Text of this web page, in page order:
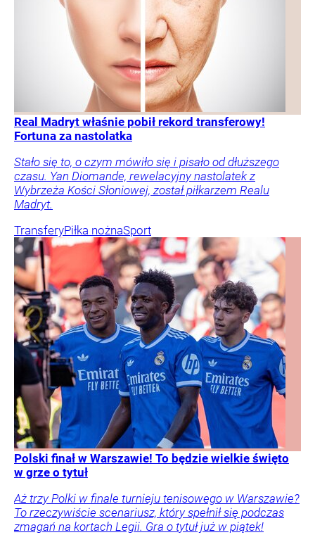
Real Madryt właśnie pobił rekord transferowy!
Fortuna za nastolatka
Stało się to, o czym mówiło się i pisało od dłuższego
czasu. Yan Diomande, rewelacyjny nastolatek z
Wybrzeża Kości Słoniowej, został piłkarzem Realu
Madryt.
TransferyPiłka nożnaSport
Polski finał w Warszawie! To będzie wielkie święto
w grze o tytuł
Aż trzy Polki w finale turnieju tenisowego w Warszawie?
To rzeczywiście scenariusz, który spełnił się podczas
zmagań na kortach Legii. Gra o tytuł już w piątek!